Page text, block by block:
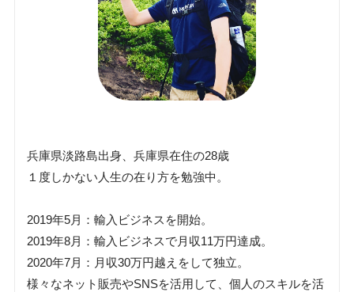
兵庫県淡路島出身、兵庫県在住の28歳
１度しかない人生の在り方を勉強中。
2019年5月：輸入ビジネスを開始。
2019年8月：輸入ビジネスで月収11万円達成。
2020年7月：月収30万円越えをして独立。
様々なネット販売やSNSを活用して、個人のスキルを活